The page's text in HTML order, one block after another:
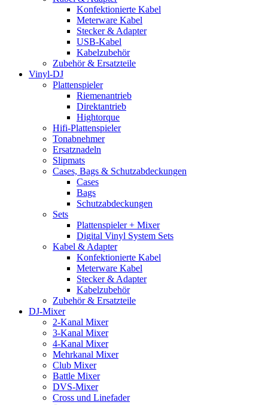
Konfektionierte Kabel
Meterware Kabel
Stecker & Adapter
USB-Kabel
Kabelzubehör
Zubehör & Ersatzteile
Vinyl-DJ
Plattenspieler
Riemenantrieb
Direktantrieb
Hightorque
Hifi-Plattenspieler
Tonabnehmer
Ersatznadeln
Slipmats
Cases, Bags & Schutzabdeckungen
Cases
Bags
Schutzabdeckungen
Sets
Plattenspieler + Mixer
Digital Vinyl System Sets
Kabel & Adapter
Konfektionierte Kabel
Meterware Kabel
Stecker & Adapter
Kabelzubehör
Zubehör & Ersatzteile
DJ-Mixer
2-Kanal Mixer
3-Kanal Mixer
4-Kanal Mixer
Mehrkanal Mixer
Club Mixer
Battle Mixer
DVS-Mixer
Cross und Linefader